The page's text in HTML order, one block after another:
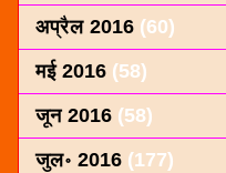
अप्रैल 2016 (60)
मई 2016 (58)
जून 2016 (58)
जुल॰ 2016 (177)